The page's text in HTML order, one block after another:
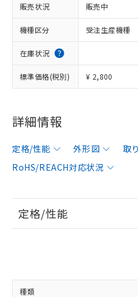
販売状況 販売中
機種区分 受注生産機種
在庫状況
標準価格(税別) ¥ 2,800
詳細情報
定格/性能 外形図 取
RoHS/REACH対応状況
定格/性能
種類